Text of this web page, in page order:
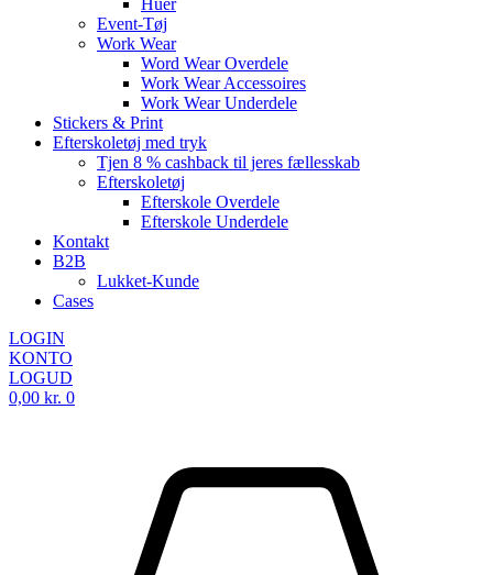
Huer
Event-Tøj
Work Wear
Word Wear Overdele
Work Wear Accessoires
Work Wear Underdele
Stickers & Print
Efterskoletøj med tryk
Tjen 8 % cashback til jeres fællesskab
Efterskoletøj
Efterskole Overdele
Efterskole Underdele
Kontakt
B2B
Lukket-Kunde
Cases
LOGIN
KONTO
LOGUD
0,00 kr. 0